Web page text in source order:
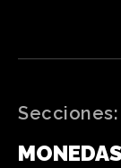
Secciones:
MONEDAS